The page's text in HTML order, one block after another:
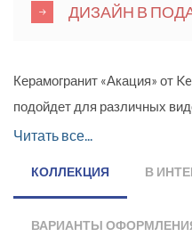
ДИЗАЙН В
Керамогранит «Акация» от
подойдет для различных
керамики матовая,
представлена пятью
качестве декоративных
Читать все...
КОЛЛЕКЦИЯ В
ВАРИАНТЫ